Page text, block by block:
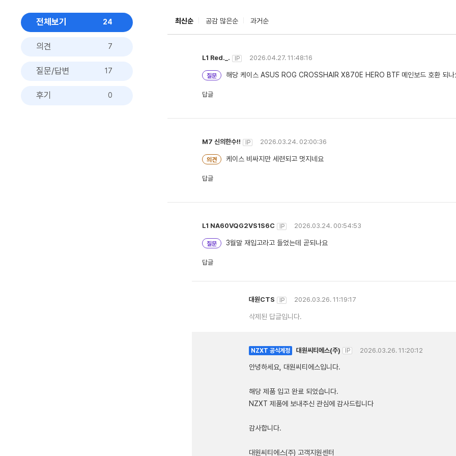
전체보기 24
의견 7
질문/답변 17
후기 0
최신순 공감 많은순 과거순
L1 Red._. IP 2026.04.27. 11:48:16
질문 해당 케이스 ASUS ROG CROSSHAIR X870E HERO BTF 메인보드 호환 되
답글
M7 신의한수!! IP 2026.03.24. 02:00:36
의견 케이스 비싸지만 세련되고 멋지네요
답글
L1 NA60VQG2VS1S6C IP 2026.03.24. 00:54:53
질문 3월말 재입고라고 들었는데 곧되나요
답글
대원CTS IP 2026.03.26. 11:19:17
삭제된 답글입니다.
NZXT 공식계정 대원씨티에스(주) IP 2026.03.26. 11:20:12
안녕하세요, 대원씨티에스입니다.
해당 제품 입고 완료 되었습니다.
NZXT 제품에 보내주신 관심에 감사드립니다
감사합니다.
대원씨티에스(주) 고객지원센터